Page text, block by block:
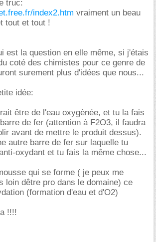
truc:
index2.htm vraiment un beau
tout et tout !
est la question en elle même, si j'étais
coté des chimistes pour ce genre de
surement plus d'idées que nous...
idée:
être de l'eau oxygènée, et tu la fais
de fer (attention à F2O3, il faudra
avant de mettre le produit dessus).
autre barre de fer sur laquelle tu
oxydant et tu fais la même chose...
qui se forme ( je peux me
loin dêtre pro dans le domaine) ce
(formation d'eau et d'O2)
!!!!